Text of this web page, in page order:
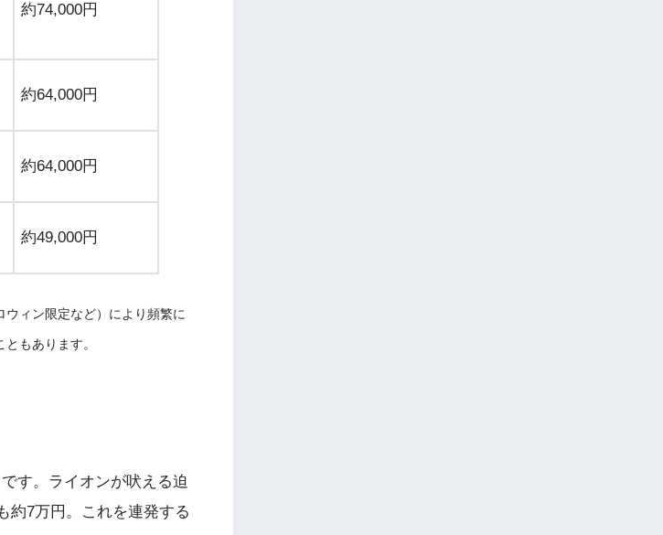
約74,000円
約64,000円
約64,000円
約49,000円
ィン限定など）により頻繁に
もあります。
す。ライオンが吠える迫
約7万円。これを連発する